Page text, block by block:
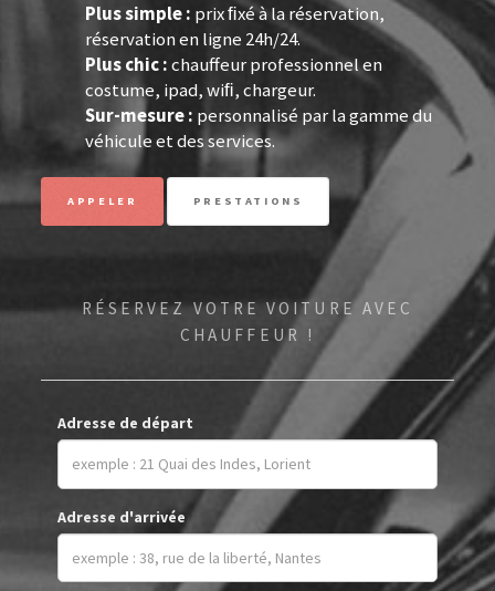
Plus simple : prix ﬁxé à la réservation,
réservation en ligne 24h/24.
Plus chic :chauffeur professionnel en
costume, ipad, wiﬁ, chargeur.
Sur-mesure : personnalisé par la gamme du
véhicule et des services.
APPELER PRESTATIONS
RÉSERVEZ VOTRE VOITURE AVEC
CHAUFFEUR !
Adresse de départ
Adresse d'arrivée